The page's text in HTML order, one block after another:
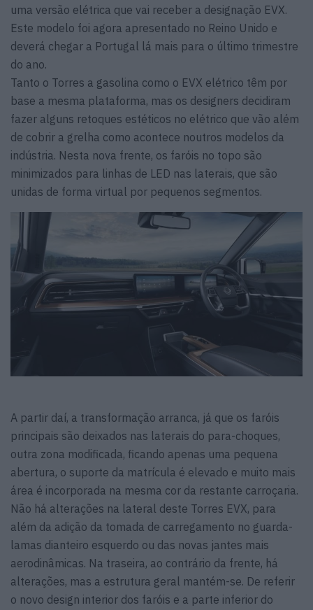
uma versão elétrica que vai receber a designação EVX.
Este modelo foi agora apresentado no Reino Unido e
deverá chegar a Portugal lá mais para o último trimestre
do ano.
Tanto o Torres a gasolina como o EVX elétrico têm por
base a mesma plataforma, mas os designers decidiram
fazer alguns retoques estéticos no elétrico que vão além
de cobrir a grelha como acontece noutros modelos da
indústria. Nesta nova frente, os faróis no topo são
minimizados para linhas de LED nas laterais, que são
unidas de forma virtual por pequenos segmentos.
A partir daí, a transformação arranca, já que os faróis
principais são deixados nas laterais do para-choques,
outra zona modificada, ficando apenas uma pequena
abertura, o suporte da matrícula é elevado e muito mais
área é incorporada na mesma cor da restante carroçaria.
Não há alterações na lateral deste Torres EVX, para
além da adição da tomada de carregamento no guarda-
lamas dianteiro esquerdo ou das novas jantes mais
aerodinâmicas. Na traseira, ao contrário da frente, há
alterações, mas a estrutura geral mantém-se. De referir
o novo design interior dos faróis e a parte inferior do